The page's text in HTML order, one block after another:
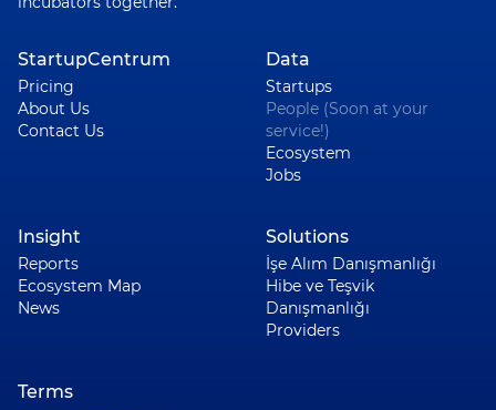
StartupCentrum
Pricing
About Us
Contact Us
Data
Startups
People (Soon at your
service!)
Ecosystem
Jobs
Insight
Reports
Ecosystem Map
News
Solutions
İşe Alım Danışmanlığı
Hibe ve Teşvik
Danışmanlığı
Providers
Terms